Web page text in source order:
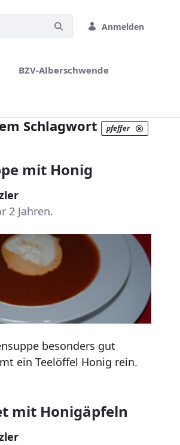
Anmelden
BZV-Alberschwende
Schlagwort pfeffer
mit Honig
2 Jahren.
besonders gut
ein Teelöffel Honig rein.
mit Honigäpfeln